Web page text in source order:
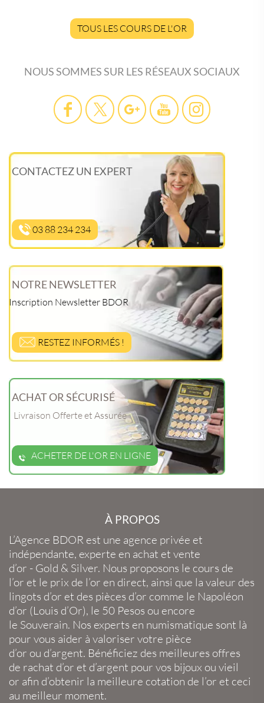
TOUS LES COURS DE L'OR
NOUS SOMMES SUR LES RÉSEAUX SOCIAUX
CONTACTEZ UN EXPERT
03 88 234 234
NOTRE NEWSLETTER
Inscription Newsletter BDOR
RESTEZ INFORMÉS !
ACHAT OR SÉCURISÉ
Livraison Offerte et Assurée
ACHETER DE L'OR EN LIGNE
À PROPOS
L’Agence BDOR est une agence privée et
indépendante, experte en achat et vente
d’or - Gold & Silver. Nous proposons le cours de
l’or et le prix de l’or en direct, ainsi que la valeur des
lingots d’or et des pièces d’or comme le Napoléon
d’or (Louis d’Or), le 50 Pesos ou encore
le Souverain. Nos experts en numismatique sont là
pour vous aider à valoriser votre pièce
d’or ou d’argent. Bénéficiez des meilleures offres
de rachat d’or et d’argent pour vos bijoux ou vieil
or afin d’obtenir la meilleure cotation de l’or et ceci
au meilleur moment.